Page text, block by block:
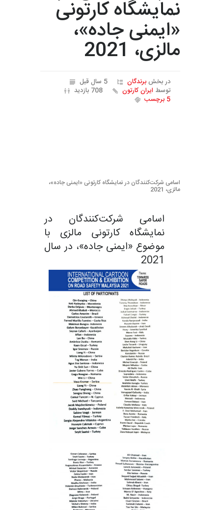
نمایشگاه کارتونی
«ایمنی جاده»،
مالزی، 2021
در بخشبرندگان
5 سال قبل
توسط ایران کارتون
708 بازدید
5 برچسب
اسامی شرکت‌کنندگان در نمایشگاه کارتونی «ایمنی جاده»،
مالزی، 2021
اسامی شرکت‌کنندگان در
نمایشگاه کارتونی مالزی با
موضوع «ایمنی جاده»، در سال
2021